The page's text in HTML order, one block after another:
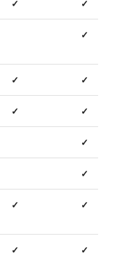
✓ ✓
✓
✓ ✓
✓ ✓
✓
✓
✓ ✓
✓ ✓